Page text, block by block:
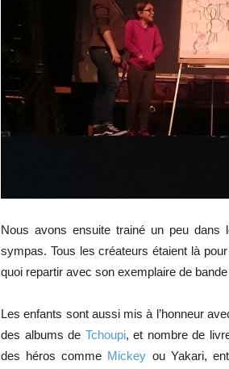
Nous avons ensuite trainé un peu dans
sympas. Tous les créateurs étaient là
quoi repartir avec son exemplaire de
Les enfants sont aussi mis à l’honneur
des albums de Tchoupi, et nombre de
des héros comme Mickey ou Yakari,